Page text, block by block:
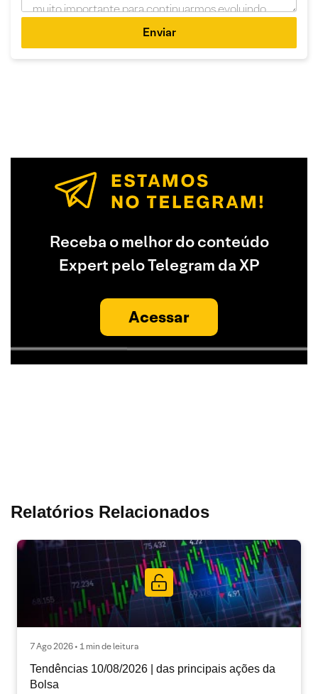
Enviar
Receba o melhor do conteúdo
Expert pelo Telegram da XP
Acessar
Relatórios Relacionados
7 Ago 2026 • 1 min de leitura
Tendências 10/08/2026 | das principais ações da
Bolsa